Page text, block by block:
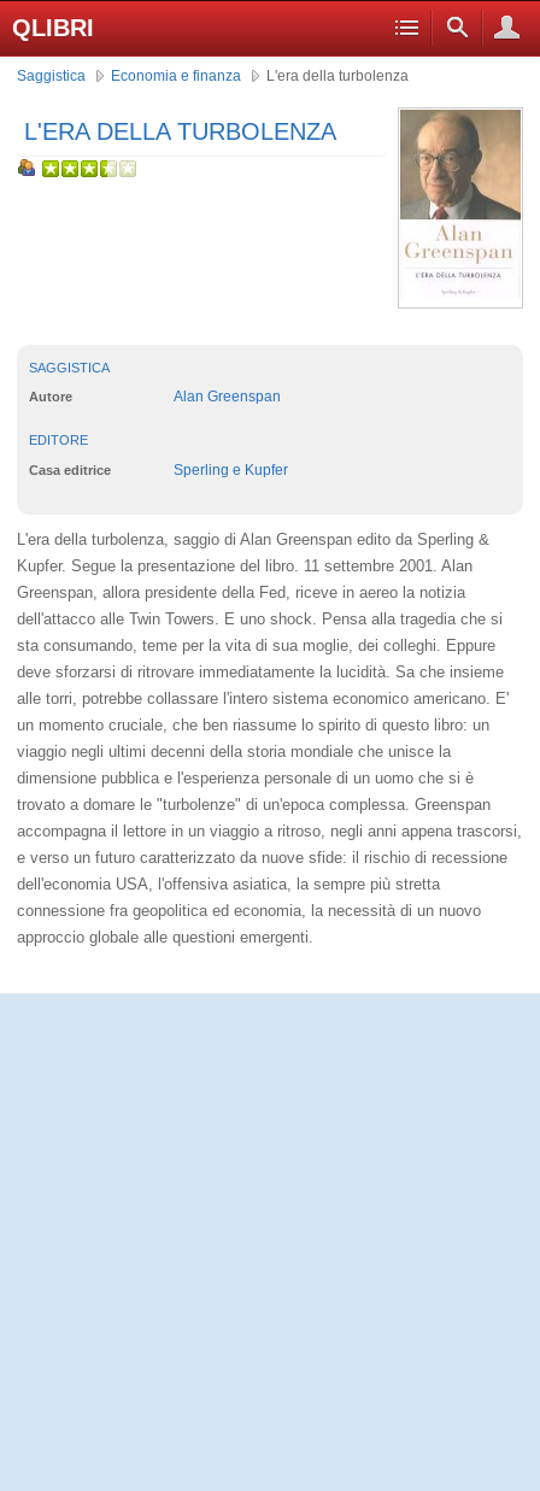
QLIBRI
Saggistica Economia e finanza L'era della turbolenza
L'ERA DELLA TURBOLENZA
SAGGISTICA
Autore Alan Greenspan
EDITORE
Casa editrice Sperling e Kupfer
L'era della turbolenza, saggio di Alan Greenspan edito da Sperling &
Kupfer. Segue la presentazione del libro. 11 settembre 2001. Alan
Greenspan, allora presidente della Fed, riceve in aereo la notizia
dell'attacco alle Twin Towers. E uno shock. Pensa alla tragedia che si
sta consumando, teme per la vita di sua moglie, dei colleghi. Eppure
deve sforzarsi di ritrovare immediatamente la lucidità. Sa che insieme
alle torri, potrebbe collassare l'intero sistema economico americano. E'
un momento cruciale, che ben riassume lo spirito di questo libro: un
viaggio negli ultimi decenni della storia mondiale che unisce la
dimensione pubblica e l'esperienza personale di un uomo che si è
trovato a domare le "turbolenze" di un'epoca complessa. Greenspan
accompagna il lettore in un viaggio a ritroso, negli anni appena trascorsi,
e verso un futuro caratterizzato da nuove sfide: il rischio di recessione
dell'economia USA, l'offensiva asiatica, la sempre più stretta
connessione fra geopolitica ed economia, la necessità di un nuovo
approccio globale alle questioni emergenti.